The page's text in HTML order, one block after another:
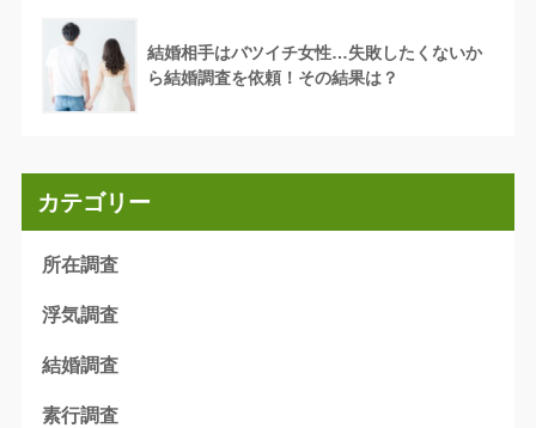
結婚相手はバツイチ女性…失敗したくないか
ら結婚調査を依頼！その結果は？
カテゴリー
所在調査
浮気調査
結婚調査
素行調査